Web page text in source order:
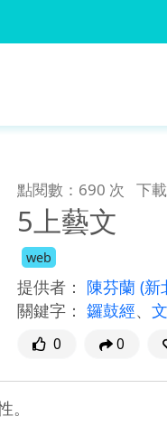
點閱數：690 次 下
5上藝文
web
提供者： 陳芬蘭 (新
關鍵字： 鑼鼓經、
0 0